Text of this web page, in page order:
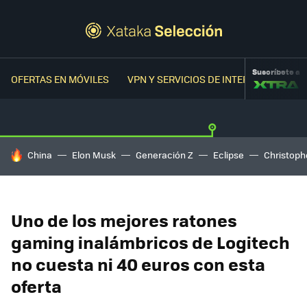
OFERTAS EN MÓVILES VPN Y SERVICIOS DE INTERNETSuscríbete a
HOY SE HABLA DE
China Elon Musk Generación Z Eclipse
Uno de los mejores ratones
gaming inalámbricos de Logitech
no cuesta ni 40 euros con esta
oferta